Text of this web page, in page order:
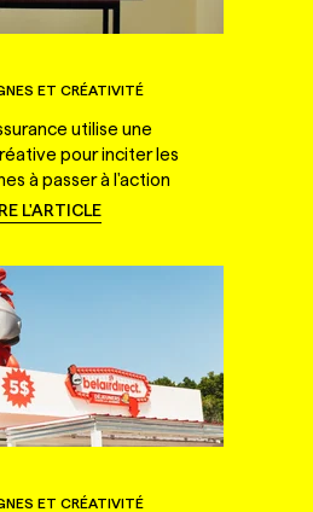
ET CRÉATIVITÉ
utilise une
pour inciter les
à passer à l'action
L'ARTICLE
ET CRÉATIVITÉ